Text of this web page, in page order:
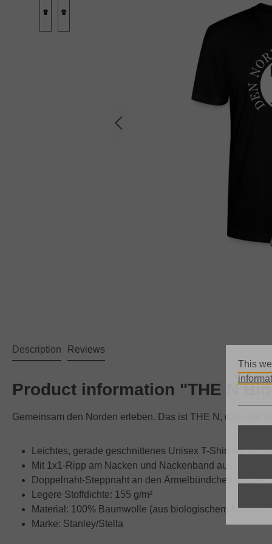
Description Reviews
Product information "THE N
Gemeinsam den Norden erleben. Das ist THE N, das sind
Leichtes, gerade geschnittenes Unisex T-Shirt mit
Mit 1x1-Ripp am Nacken und Nackenband aus
Doppelnaht-Steppnaht an den Ärmelbündchen und am
Legere Stoffdichte: 155 g/m²
Material: 100% Baumwolle (aus biologischem Anbau)
Marke: Stanley/Stella
This